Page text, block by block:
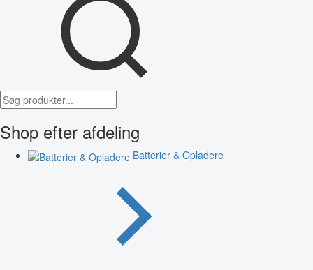
Shop efter afdeling
Batterier & Opladere